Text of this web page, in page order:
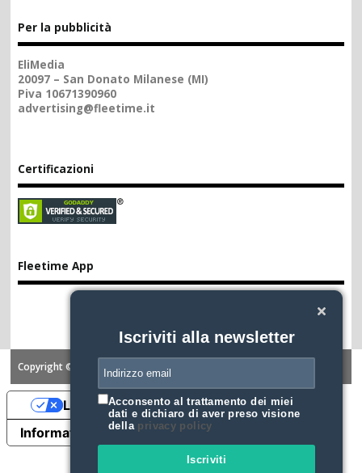
Iscriviti alla newsletter
Acconsento al trattamento dei miei
dati e dichiaro di aver preso visione
della privacy policy
Iscriviti
Per la pubblicità
EliMedia
20097 – San Donato Milanese (MI)
Piva 10671390960
advertising@fleetime.it
Certificazioni
Fleetime App
Copyright ©2026. FLEETIME
Informativa sulla raccolta
Le tue preferenze relative alla privacy